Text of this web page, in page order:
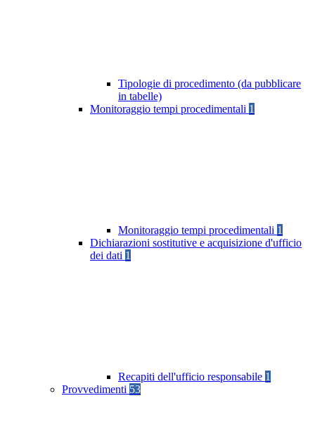
Tipologie di procedimento (da pubblicare
in tabelle)
Monitoraggio tempi procedimentali 1
Monitoraggio tempi procedimentali 1
Dichiarazioni sostitutive e acquisizione d'ufficio
dei dati 1
Recapiti dell'ufficio responsabile 1
Provvedimenti 53